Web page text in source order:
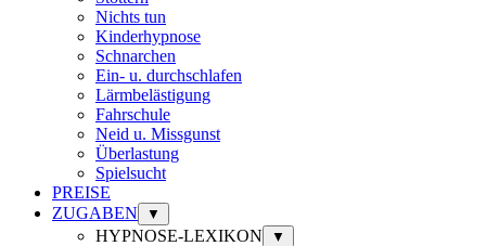
Nichts tun
Kinderhypnose
Schnarchen
Ein- u. durchschlafen
Lärmbelästigung
Fahrschule
Neid u. Missgunst
Überlastung
Spielsucht
PREISE
ZUGABEN
▼
HYPNOSE-LEXIKON ▼